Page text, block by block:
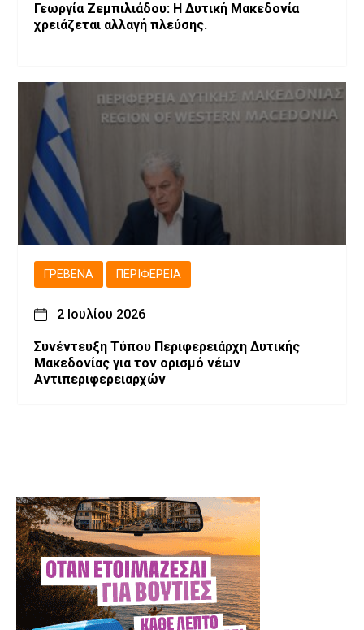
Γεωργία Ζεμπιλιάδου: Η Δυτική Μακεδονία
χρειάζεται αλλαγή πλεύσης.
ΓΡΕΒΕΝΆ ΠΕΡΙΦΈΡΕΙΑ
2 Ιουλίου 2026
Συνέντευξη Τύπου Περιφερειάρχη Δυτικής
Μακεδονίας για τον ορισμό νέων
Αντιπεριφερειαρχών